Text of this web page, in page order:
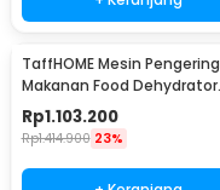
TaffHOME Mesin Pengering
Makanan Food Dehydrator
Touch Panel 12 Layer - LT55
Rp1.103.200
Rp1.414.900 23%